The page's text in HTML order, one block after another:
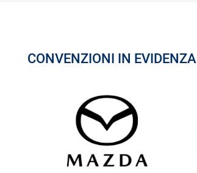
CONVENZIONI IN EVIDENZA